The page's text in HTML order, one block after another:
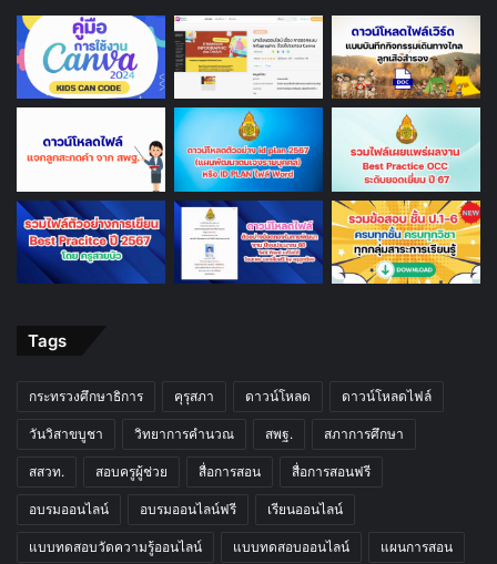
Tags
กระทรวงศึกษาธิการ คุรุสภา ดาวน์โหลด ดาวน์โหลดไฟล์
วันวิสาขบูชา วิทยาการคำนวณ สพฐ. สภาการศึกษา
สสวท. สอบครูผู้ช่วย สื่อการสอน สื่อการสอนฟรี
อบรมออนไลน์ อบรมออนไลน์ฟรี เรียนออนไลน์
แบบทดสอบวัดความรู้ออนไลน์ แบบทดสอบออนไลน์ แผนการสอน